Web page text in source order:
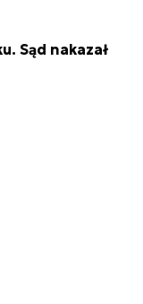
Sąd nakazał